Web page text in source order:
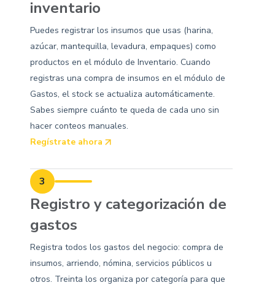
inventario
Puedes registrar los insumos que usas (harina,
azúcar, mantequilla, levadura, empaques) como
productos en el módulo de Inventario. Cuando
registras una compra de insumos en el módulo de
Gastos, el stock se actualiza automáticamente.
Sabes siempre cuánto te queda de cada uno sin
hacer conteos manuales.
Regístrate ahora
3
Registro y categorización de
gastos
Registra todos los gastos del negocio: compra de
insumos, arriendo, nómina, servicios públicos u
otros. Treinta los organiza por categoría para que